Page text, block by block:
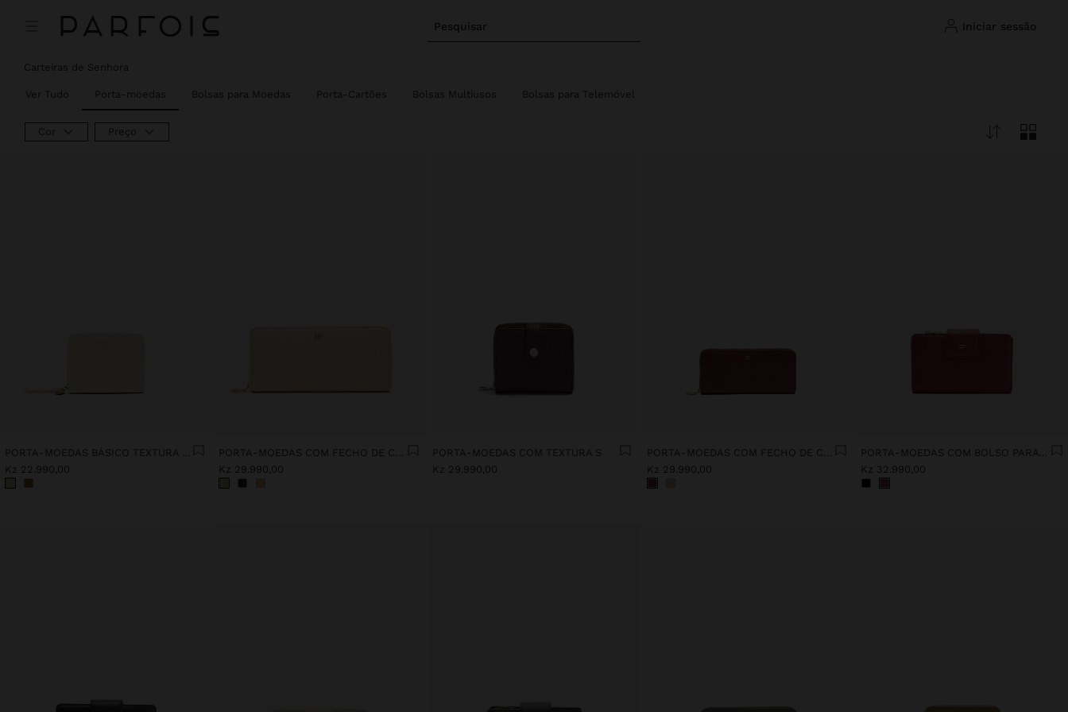
Pesquisar iniciar sessão
Carteiras de Senhora
Ver Tudo Porta-moedas Bolsas para Moedas Porta-Cartões Bolsas Multiusos Bolsas para Telemóvel
Cor Preço
PORTA-MOEDAS BÁSICO TEXTURA SUAVE
Kz 22.990,00
PORTA-MOEDAS COM FECHO DE CORRER
Kz 29.990,00
PORTA-MOEDAS COM TEXTURA S
Kz 29.990,00
PORTA-MOEDAS COM FECHO DE CORRER
Kz 29.990,00
PORTA-MOEDAS COM BOLSO PARA TELEMÓVEL
Kz 32.990,00